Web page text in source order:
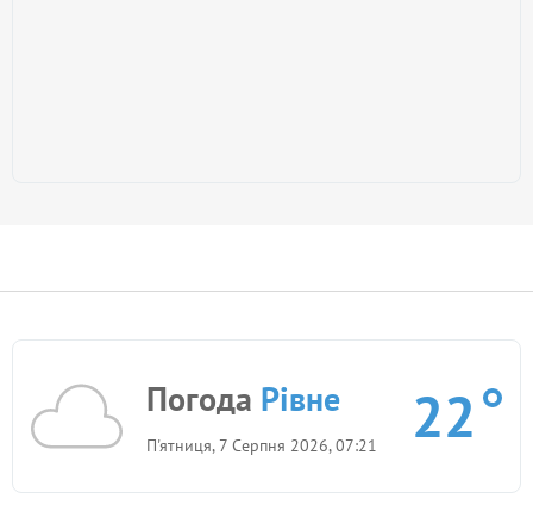
Погода Рівне
П'ятниця, 7 Серпня 2026, 07:21 22